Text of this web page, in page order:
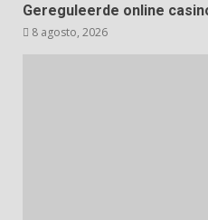
Gereguleerde online
8 agosto, 2026